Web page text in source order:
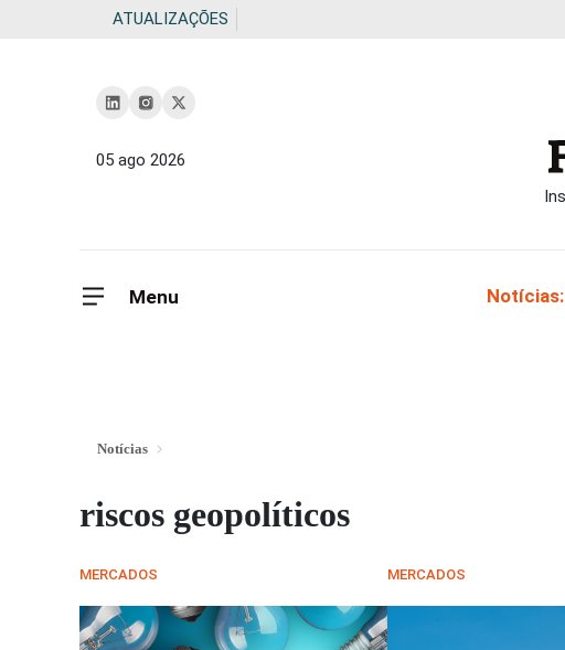
ATUALIZAÇÕES
05 ago 2026
Menu Notícias:
Notícias
riscos geopolíticos
MERCADOS MERCADOS